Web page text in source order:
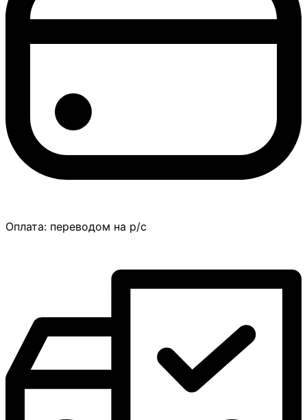
Оплата: переводом на р/с